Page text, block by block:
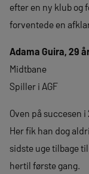
efter en ny klub og
forventede en
Adama Guira, 29
Midtbane
Spiller i AGF
Oven på succesen
Her fik han dog
sidste uge tilbage
hertil første gang.